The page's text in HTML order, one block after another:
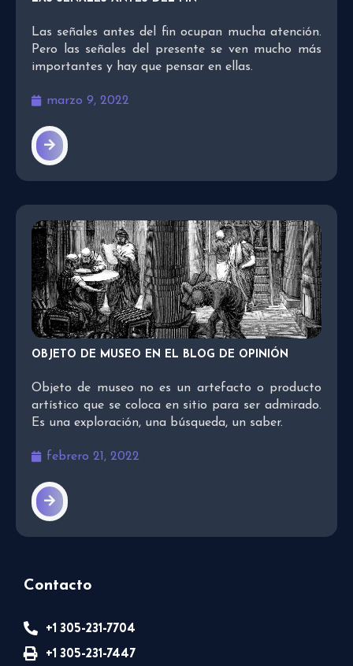
Las señales antes del fin ocupan mucha atención.
Pero las señales del presente se ven mucho más
importantes y hay que pensar en ellas.
marzo 9, 2022
OBJETO DE MUSEO EN EL BLOG DE OPINIÓN
Objeto de museo no es un artefacto o producto
artístico que se coloca en sitio para ser admirado.
Es una exploración, una búsqueda, un saber.
febrero 21, 2022
Contacto
+1 305-231-7704
+1 305-231-7447